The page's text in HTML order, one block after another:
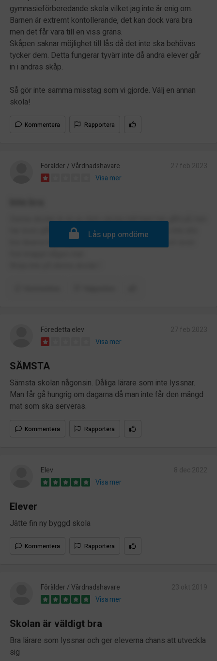
gymnasieförberedande skola vilket jag inte är enig om.
Barnen är extremt kontollerande, det kan dock vara bra
men det får vara till en viss gräns.
Skåpen saknar möjlighet till lås då det inte ska behövas
tycker dem. Detta fungerar tyvärr inte då andra elever går
in i andras skåp.
Så gör inte samma misstag som vi gjorde. Välj en annan
skola!
Kommentera Rapportera
Förälder / Vårdnadshavare
Visa mer
Denna skolan är en av dom värsta mitt barn har gått på, hen
har även gått på många skolor innan.Hen mådde inte alls
bra lärarna bryr sig inte om elevernas mående och även
Lås upp omdöme
Föredetta elev
Visa mer
SÄMSTA
Sämsta skolan någonsin. Dåliga lärare som inte lyssnar.
Man får gå hungrig om dagarna då man inte får den mängd
mat som ska serveras.
Kommentera Rapportera
Elev
Visa mer
Elever
Jätte fin ny byggd skola
Kommentera Rapportera
Förälder / Vårdnadshavare
Visa mer
Skolan är väldigt bra
Bra lärare som lyssnar och ger eleverna chans att utveckla
sig